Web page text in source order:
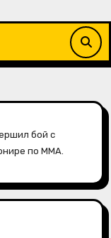
бой с
по MMA.